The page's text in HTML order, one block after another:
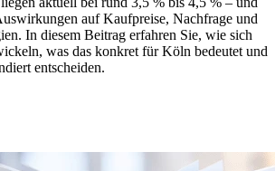
auf Kaufpreise, Nachfrage und
In diesem Beitrag erfahren Sie, wie sich
was das konkret für Köln bedeutet und
entscheiden.